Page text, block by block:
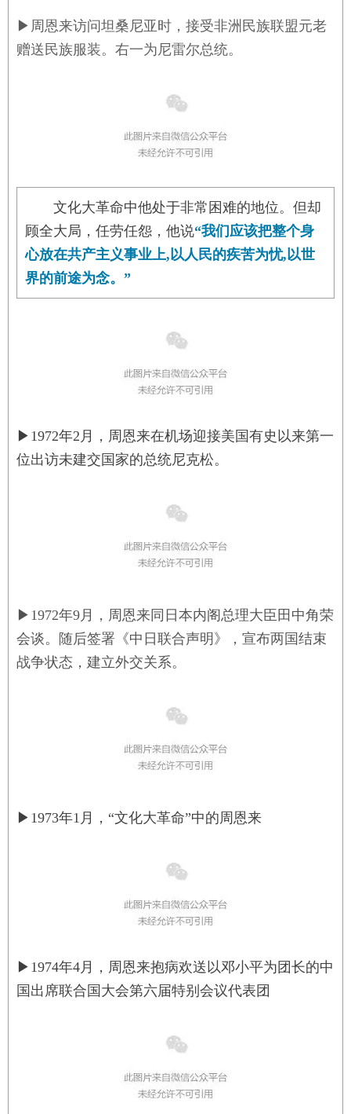
▶ 周恩来访问坦桑尼亚时，接受非洲民族联盟元老
赠送民族服装。右一为尼雷尔总统。
文化大革命中他处于非常困难的地位。但却
顾全大局，任劳任怨，他说“我们应该把整个身
心放在共产主义事业上,以人民的疾苦为忧,以世
界的前途为念。”
▶ 1972年2月，周恩来在机场迎接美国有史以来第一
位出访未建交国家的总统尼克松。
▶ 1972年9月，周恩来同日本内阁总理大臣田中角荣
会谈。随后签署《中日联合声明》，宣布两国结束
战争状态，建立外交关系。
▶ 1973年1月，“文化大革命”中的周恩来
▶ 1974年4月，周恩来抱病欢送以邓小平为团长的中
国出席联合国大会第六届特别会议代表团